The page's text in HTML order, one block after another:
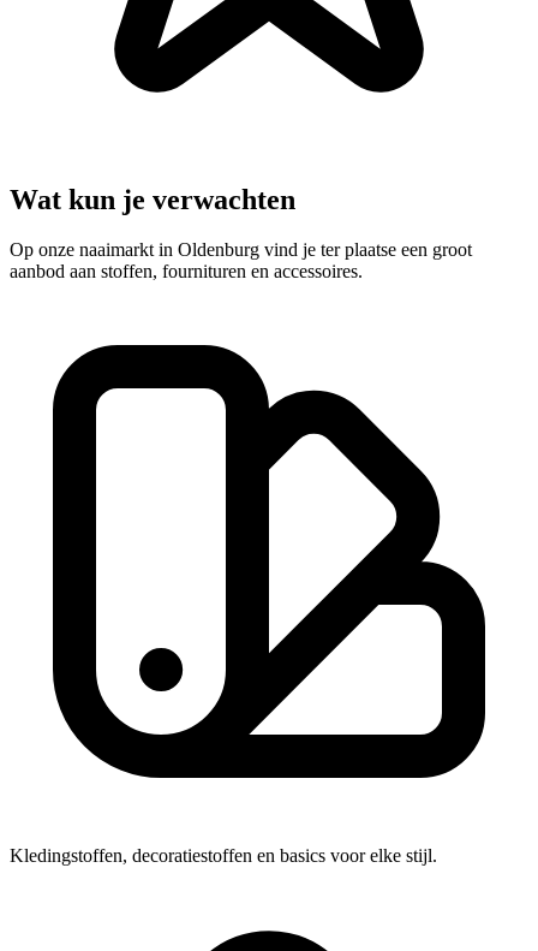
Wat kun je verwachten
Op onze naaimarkt in Oldenburg vind je ter plaatse een groot
aanbod aan stoffen, fournituren en accessoires.
Kledingstoffen, decoratiestoffen en basics voor elke stijl.